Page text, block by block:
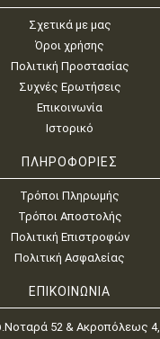
Σχετικά με μας
Όροι χρήσης
Πολιτική Προστασίας
Συχνές Ερωτήσεις
Επικοινωνία
Ιστορικό
ΠΛΗΡΟΦΟΡΙΕΣ
Τρόποι Πληρωμής
Τρόποι Αποστολής
Πολιτική Επιστροφών
Πολιτική Ασφαλείας
ΕΠΙΚΟΙΝΩΝΙΑ
52 & Ακροπόλεως 4,